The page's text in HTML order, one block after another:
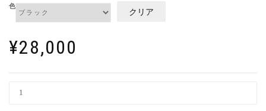
色 クリア
¥28,000
【網